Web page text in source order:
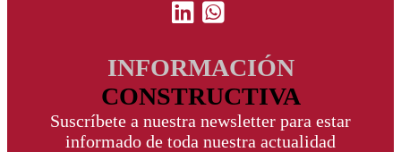
INFORMACIÓN
CONSTRUCTIVA
Suscríbete a nuestra newsletter para estar
informado de toda nuestra actualidad